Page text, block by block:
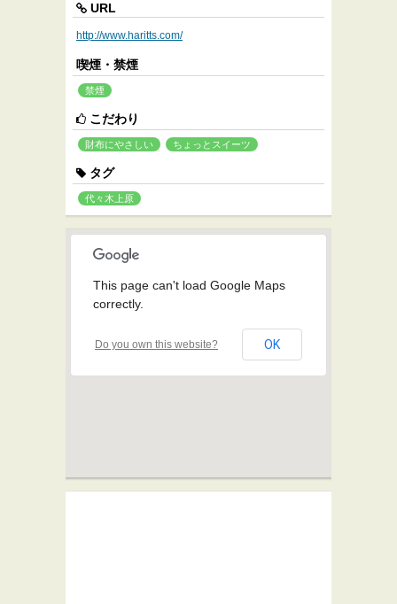
URL
http://www.haritts.com/
喫煙・禁煙
禁煙
こだわり
財布にやさしい ちょっとスイーツ
タグ
代々木上原
This page can't load Google Maps
correctly.
Do you own this website? OK